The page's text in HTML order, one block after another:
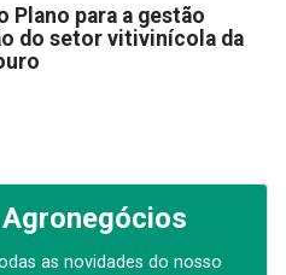
Plano para a gestão
do setor vitivinícola da
as novidades do nosso